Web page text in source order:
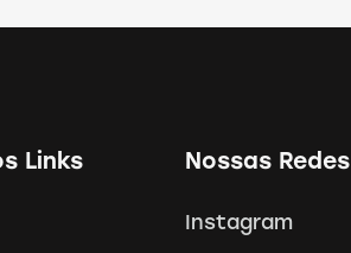
Links Nossas Redes
Instagram